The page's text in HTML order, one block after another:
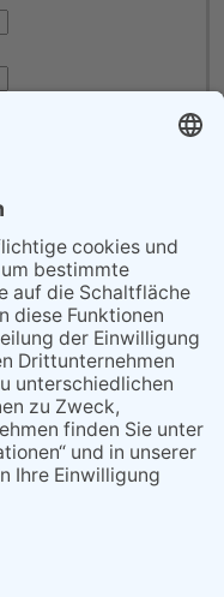
Sie ein menschlicher
vorzubeugen.
den reCAPTCHA-
um Ihre
Dieser Service
Bitte
zu, um fortzufahren.